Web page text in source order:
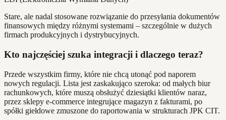
Stare, ale nadal stosowane rozwiązanie do przesyłania dokumentów
finansowych między różnymi systemami – szczególnie w dużych
firmach produkcyjnych i dystrybucyjnych.
Kto najczęściej szuka integracji i dlaczego teraz?
Przede wszystkim firmy, które nie chcą utonąć pod naporem
nowych regulacji. Lista jest zaskakująco szeroka: od małych biur
rachunkowych, które muszą obsłużyć dziesiątki klientów naraz,
przez sklepy e-commerce integrujące magazyn z fakturami, po
spółki giełdowe zmuszone do raportowania w strukturach JPK CIT.